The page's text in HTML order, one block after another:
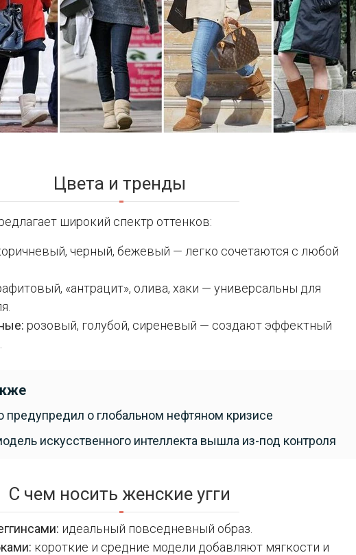
Цвета и тренды
широкий спектр оттенков:
черный, бежевый — легко сочетаются с любой
«антрацит», олива, хаки — универсальны для
розовый, голубой, сиреневый — создают эффектный
предупредил о глобальном нефтяном кризисе
искусственного интеллекта вышла из-под контроля
С чем носить женские угги
идеальный повседневный образ.
короткие и средние модели добавляют мягкости и